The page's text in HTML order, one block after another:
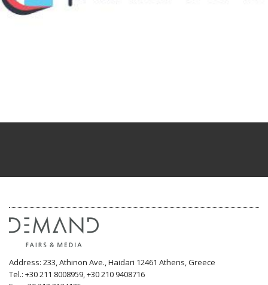
Address: 233, Athinon Ave., Haidari 12461 Athens, Greece
Tel.: +30 211 8008959, +30 210 9408716